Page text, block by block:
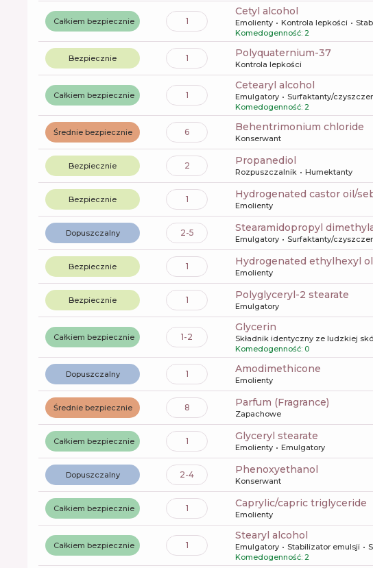
Całkiem bezpiecznie 1
cetyl alcohol
Emolienty Kontrola lepkości
Komedogenność: 2
Bezpiecznie 1 polyquaternium-37
Kontrola lepkości
Całkiem bezpiecznie 1
cetearyl alcohol
Emulgatory Surfaktanty/
Komedogenność: 2
Średnie bezpiecznie 6 behentrimonium chloride
Konserwant
Bezpiecznie 2 propanediol
Rozpuszczalnik Humektanty
Bezpiecznie 1 hydrogenated castor oil/
Emolienty
Dopuszczalny 2-5 Stearamidopropyl
Emulgatory Surfaktanty/
Bezpiecznie 1 hydrogenated ethylhexyl
Emolienty
Bezpiecznie 1 polyglyceryl-2 stearate
Emulgatory
Całkiem bezpiecznie 1-2
glycerin
Składnik identyczny ze ludzkiej
Komedogenność: 0
Dopuszczalny 1 amodimethicone
Emolienty
Średnie bezpiecznie 8 Parfum (Fragrance)
Zapachowe
Całkiem bezpiecznie 1 glyceryl stearate
Emolienty Emulgatory
Dopuszczalny 2-4 phenoxyethanol
Konserwant
Całkiem bezpiecznie 1 caprylic/capric triglyceride
Emolienty
Całkiem bezpiecznie 1
stearyl alcohol
Emulgatory Stabilizator emulsji
Komedogenność: 2